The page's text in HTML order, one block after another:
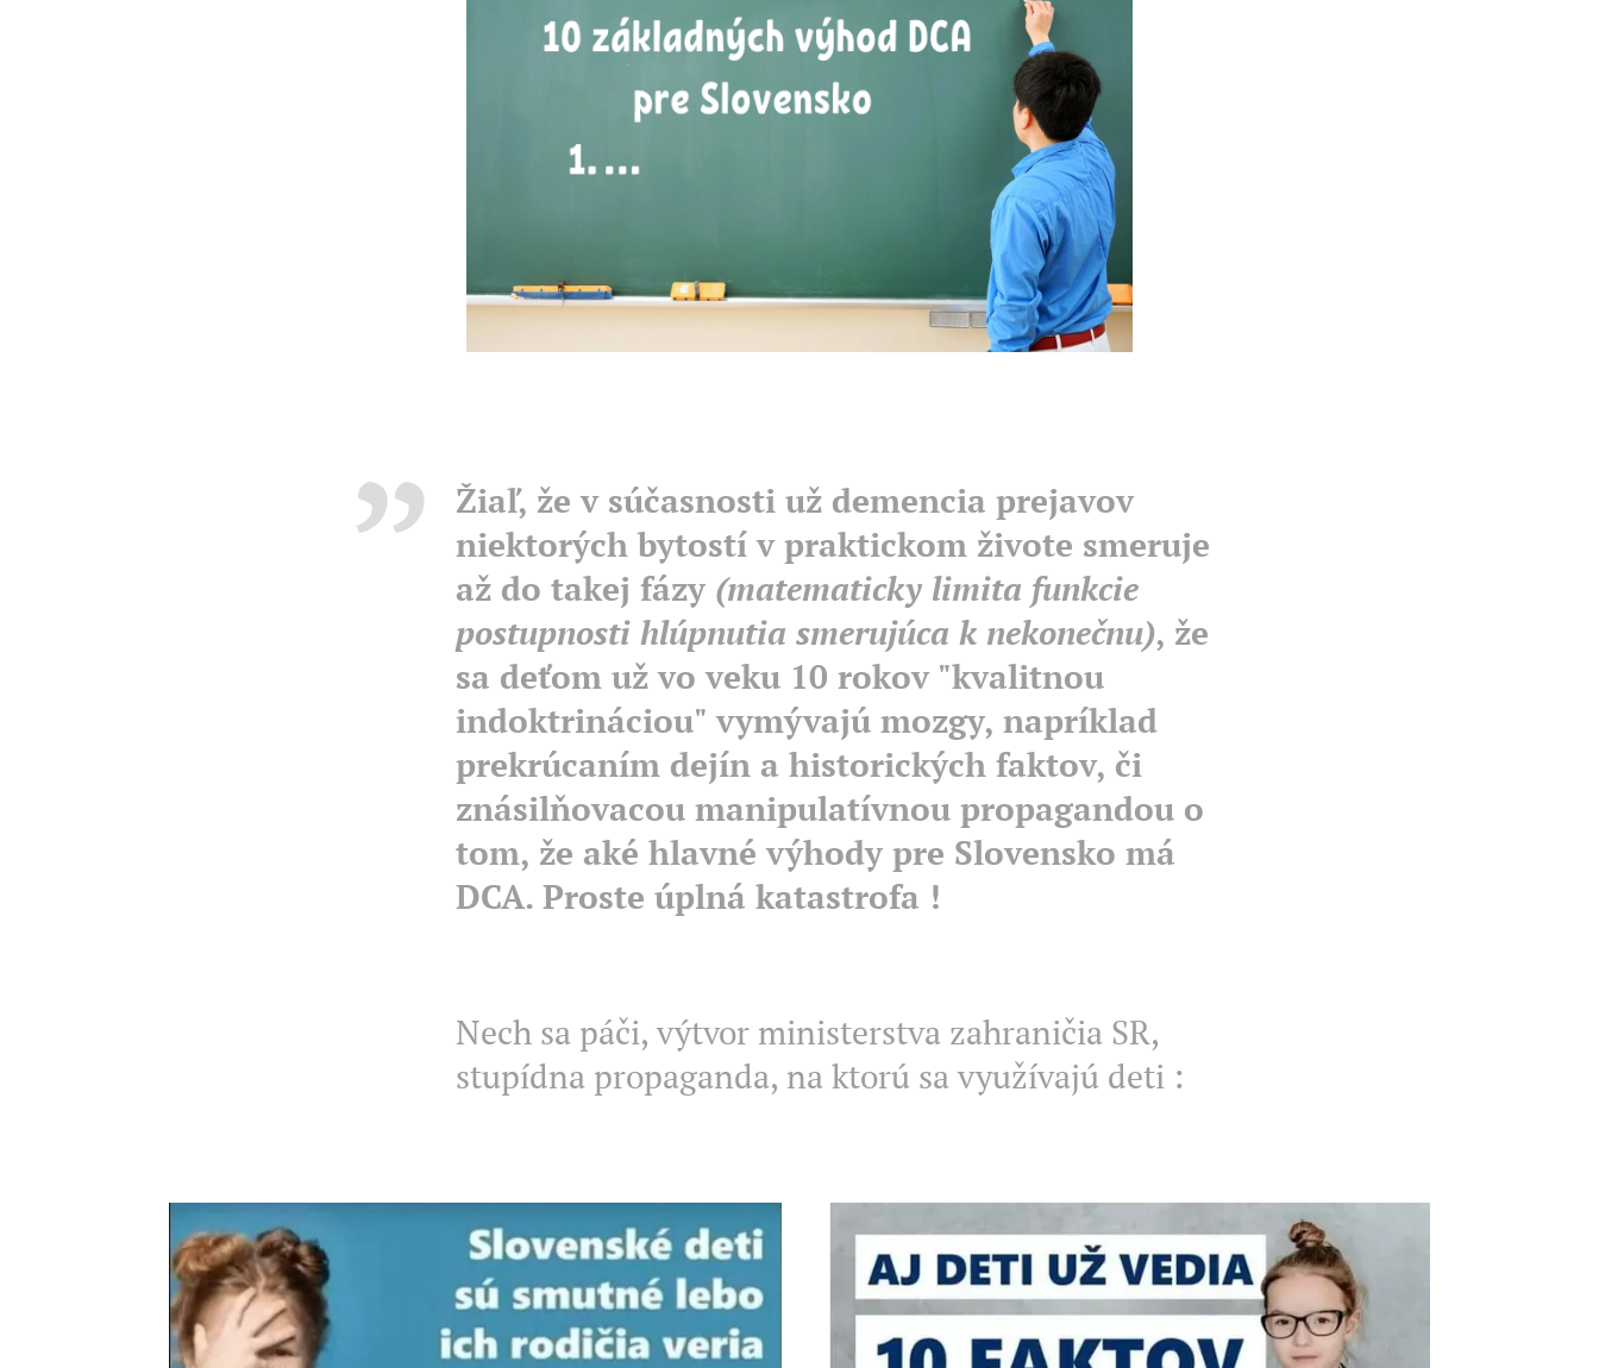
Žiaľ, že v súčasnosti už demencia prejavov
niektorých bytostí v praktickom živote smeruje
až do takej fázy (matematicky limita funkcie
postupnosti hlúpnutia smerujúca k nekonečnu), že
sa deťom už vo veku 10 rokov "kvalitnou
indoktrináciou" vymývajú mozgy, napríklad
prekrúcaním dejín a historických faktov, či
znásilňovacou manipulatívnou propagandou o
tom, že aké hlavné výhody pre Slovensko má
DCA. Proste úplná katastrofa !
Nech sa páči, výtvor ministerstva zahraničia SR,
stupídna propaganda, na ktorú sa využívajú deti :